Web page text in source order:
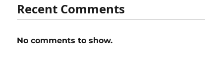
Recent Comments
No comments to show.